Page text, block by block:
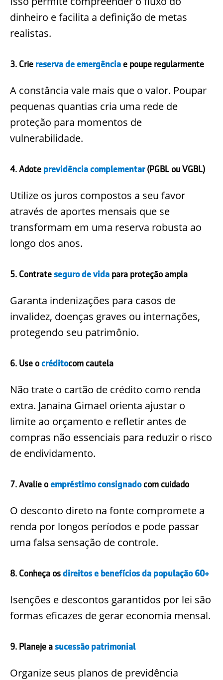
dinheiro e facilita a definição de metas
realistas.
3. Crie reserva de emergência e poupe regularmente
A constância vale mais que o valor. Poupar
pequenas quantias cria uma rede de
proteção para momentos de
vulnerabilidade.
4. Adote previdência complementar(PGBL ou VGBL)
Utilize os juros compostos a seu favor
através de aportes mensais que se
transformam em uma reserva robusta ao
longo dos anos.
5. Contrate seguro de vida para proteção ampla
Garanta indenizações para casos de
invalidez, doenças graves ou internações,
protegendo seu patrimônio.
6. Use o créditocom cautela
Não trate o cartão de crédito como renda
extra. Janaina Gimael orienta ajustar o
limite ao orçamento e refletir antes de
compras não essenciais para reduzir o risco
de endividamento.
7. Avalie o empréstimo consignadocom cuidado
O desconto direto na fonte compromete a
renda por longos períodos e pode passar
uma falsa sensação de controle.
8. Conheça os direitos e benefícios da população 60+
Isenções e descontos garantidos por lei são
formas eficazes de gerar economia mensal.
9. Planeje a sucessão patrimonial
Organize seus planos de previdência